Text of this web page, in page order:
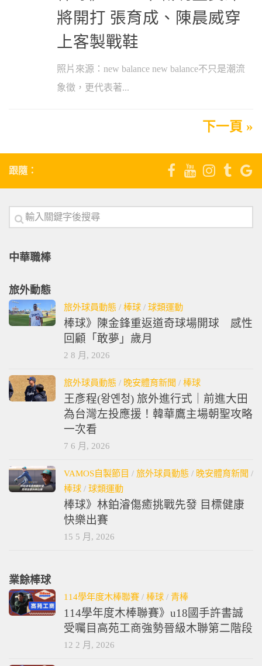
將開打 張育成、陳晨威穿
上客製戰鞋
照片來源：new balance new balance不只是潮流
象徵，更代表著...
下一頁 »
跟隨：
中華職棒
旅外動態
旅外球員動態 / 棒球 / 球類運動
棒球》陳金鋒重返道奇球場開球 感性
回顧「敢夢」歲月
2 8 月, 2026
旅外球員動態 / 晚安體育新聞 / 棒球
王彥程(왕옌청) 旅外進行式｜前進大田
為台灣左投應援！韓華鷹主場朝聖攻略
一次看
7 6 月, 2026
VAMOS自製節目 / 旅外球員動態 / 晚安體育新聞 /
棒球 / 球類運動
棒球》林鉑濬傷癒挑戰先發 目標健康
快樂出賽
15 5 月, 2026
業餘棒球
114學年度木棒聯賽 / 棒球 / 青棒
114學年度木棒聯賽》u18國手許書誠
受囑目高苑工商強勢晉級木聯第二階段
12 2 月, 2026